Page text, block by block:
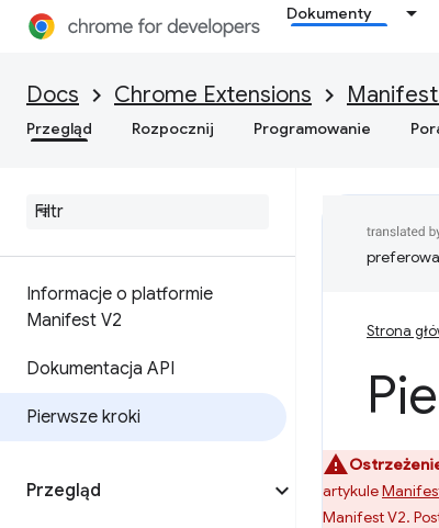
Dokumenty
Docs Chrome Extensions
Przegląd Rozpocznij Programowanie
Informacje o platformie
Manifest V2
Dokumentacja API
Pierwsze kroki
Przegląd
Strona
artykule
Manifest V2.